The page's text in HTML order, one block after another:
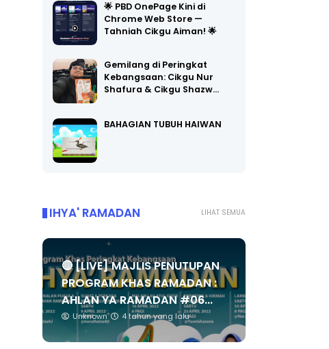
🌟 PBD OnePage Kini di
Chrome Web Store —
Tahniah Cikgu Aiman! 🌟
Gemilang di Peringkat
Kebangsaan: Cikgu Nur
Shafura & Cikgu Shazw…
BAHAGIAN TUBUH HAIWAN
LIHAT SEMUA
IHYA' RAMADAN
🔴 [LIVE] MAJLIS PENUTUPAN
PROGRAM KHAS RAMADAN :
AHLAN YA RAMADAN #06...
Unknown 4 tahun yang lalu